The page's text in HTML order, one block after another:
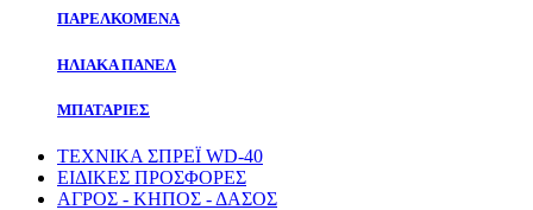
ΠΑΡΕΛΚΟΜΕΝΑ
ΗΛΙΑΚΑ ΠΑΝΕΛ
ΜΠΑΤΑΡΙΕΣ
ΤΕΧΝΙΚΑ ΣΠΡΕΪ WD-40
ΕΙΔΙΚΕΣ ΠΡΟΣΦΟΡΕΣ
ΑΓΡΟΣ - ΚΗΠΟΣ - ΔΑΣΟΣ